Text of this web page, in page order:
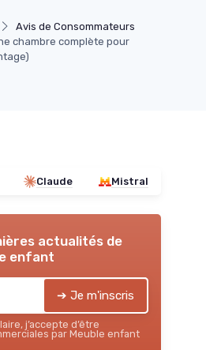
Avis de Consommateurs
chambre complète pour
Claude Mistral
actualités de
enfant
➔ Je m'inscris
j’accepte d’être
par Meuble enfant